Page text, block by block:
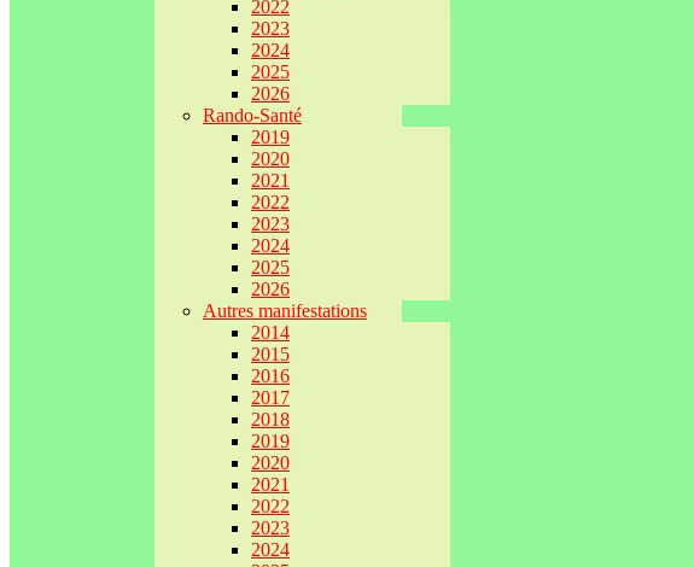
2022
2023
2024
2025
2026
Rando-Santé
2019
2020
2021
2022
2023
2024
2025
2026
Autres manifestations
2014
2015
2016
2017
2018
2019
2020
2021
2022
2023
2024